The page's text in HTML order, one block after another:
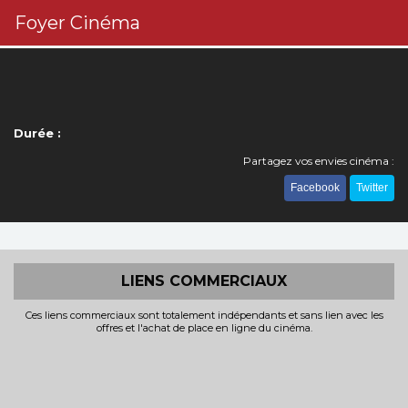
Foyer Cinéma
Durée :
Partagez vos envies cinéma :
Facebook Twitter
LIENS COMMERCIAUX
Ces liens commerciaux sont totalement indépendants et sans lien avec les
offres et l'achat de place en ligne du cinéma.